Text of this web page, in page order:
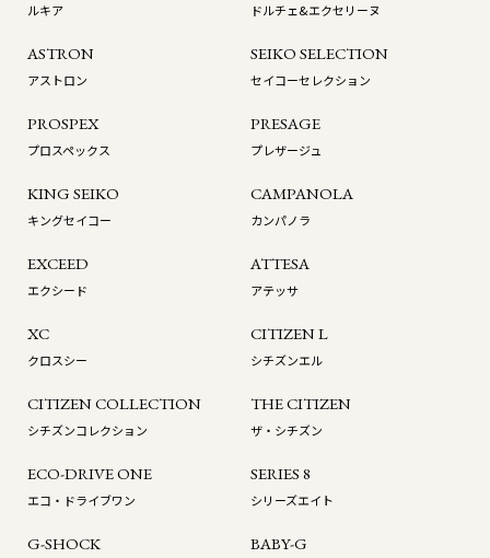
ルキア ドルチェ&エクセリーヌ
ASTRON
アストロン
SEIKO SELECTION
セイコーセレクション
PROSPEX
プロスペックス
PRESAGE
プレザージュ
KING SEIKO
キングセイコー
CAMPANOLA
カンパノラ
EXCEED
エクシード
ATTESA
アテッサ
XC
クロスシー
CITIZEN L
シチズンエル
CITIZEN COLLECTION
シチズンコレクション
THE CITIZEN
ザ・シチズン
ECO-DRIVE ONE
エコ・ドライブワン
SERIES 8
シリーズエイト
G-SHOCK BABY-G